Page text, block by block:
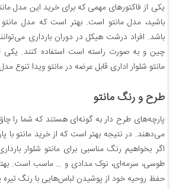
یکی از فاکتورهای مهمی که برای خرید این مدل
باشید، مدل مانتو است. بهتر است که مدل
باشد. افراد درشت هیکل در دوران بارداری
چین و به صورت راسته است استفاده کنند. یکی
مانتو شلوار اداری قابل عرضه در مانتو ویدا تنوع
طرح و رنگ مانتو
پارچه‌های طرح دار به گونه‌ای هستند که شما را
می‌دهند. در نتیجه بهتر است که از خرید مانتو با
اگر بخواهیم رنگ مناسبی برای مانتو شلوار
طوسی، سرمه‌ای، نوک مدادی و … ماسب است. بهتر
حفظ روحیه خود از پوشیدن لباس‌هایی با رنگ تیره